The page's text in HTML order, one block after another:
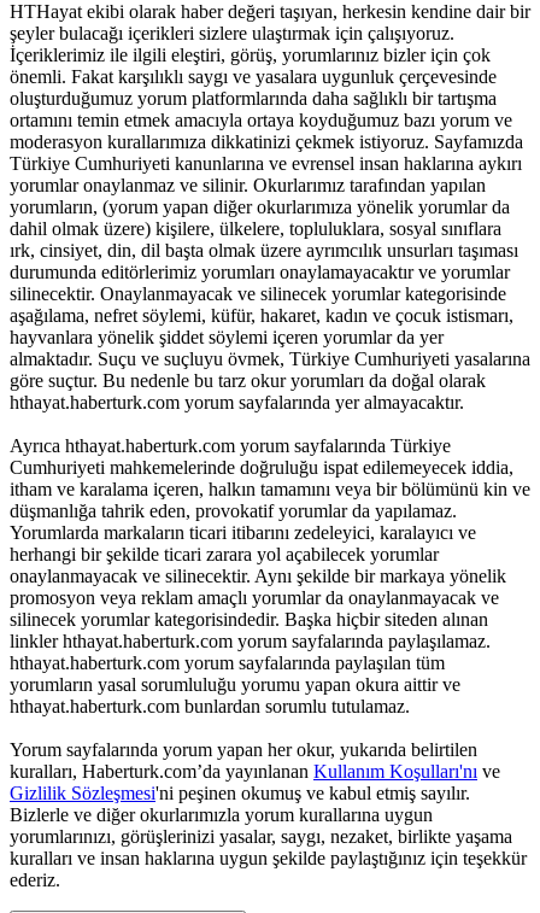
HTHayat ekibi olarak haber değeri taşıyan, herkesin kendine dair bir
şeyler bulacağı içerikleri sizlere ulaştırmak için çalışıyoruz.
İçeriklerimiz ile ilgili eleştiri, görüş, yorumlarınız bizler için çok
önemli. Fakat karşılıklı saygı ve yasalara uygunluk çerçevesinde
oluşturduğumuz yorum platformlarında daha sağlıklı bir tartışma
ortamını temin etmek amacıyla ortaya koyduğumuz bazı yorum ve
moderasyon kurallarımıza dikkatinizi çekmek istiyoruz. Sayfamızda
Türkiye Cumhuriyeti kanunlarına ve evrensel insan haklarına aykırı
yorumlar onaylanmaz ve silinir. Okurlarımız tarafından yapılan
yorumların, (yorum yapan diğer okurlarımıza yönelik yorumlar da
dahil olmak üzere) kişilere, ülkelere, topluluklara, sosyal sınıflara
ırk, cinsiyet, din, dil başta olmak üzere ayrımcılık unsurları taşıması
durumunda editörlerimiz yorumları onaylamayacaktır ve yorumlar
silinecektir. Onaylanmayacak ve silinecek yorumlar kategorisinde
aşağılama, nefret söylemi, küfür, hakaret, kadın ve çocuk istismarı,
hayvanlara yönelik şiddet söylemi içeren yorumlar da yer
almaktadır. Suçu ve suçluyu övmek, Türkiye Cumhuriyeti yasalarına
göre suçtur. Bu nedenle bu tarz okur yorumları da doğal olarak
hthayat.haberturk.com yorum sayfalarında yer almayacaktır.
Ayrıca hthayat.haberturk.com yorum sayfalarında Türkiye
Cumhuriyeti mahkemelerinde doğruluğu ispat edilemeyecek iddia,
itham ve karalama içeren, halkın tamamını veya bir bölümünü kin ve
düşmanlığa tahrik eden, provokatif yorumlar da yapılamaz.
Yorumlarda markaların ticari itibarını zedeleyici, karalayıcı ve
herhangi bir şekilde ticari zarara yol açabilecek yorumlar
onaylanmayacak ve silinecektir. Aynı şekilde bir markaya yönelik
promosyon veya reklam amaçlı yorumlar da onaylanmayacak ve
silinecek yorumlar kategorisindedir. Başka hiçbir siteden alınan
linkler hthayat.haberturk.com yorum sayfalarında paylaşılamaz.
hthayat.haberturk.com yorum sayfalarında paylaşılan tüm
yorumların yasal sorumluluğu yorumu yapan okura aittir ve
hthayat.haberturk.com bunlardan sorumlu tutulamaz.
Yorum sayfalarında yorum yapan her okur, yukarıda belirtilen
kuralları, Haberturk.com’da yayınlanan Kullanım Koşulları'nı ve
Gizlilik Sözleşmesi'ni peşinen okumuş ve kabul etmiş sayılır.
Bizlerle ve diğer okurlarımızla yorum kurallarına uygun
yorumlarınızı, görüşlerinizi yasalar, saygı, nezaket, birlikte yaşama
kuralları ve insan haklarına uygun şekilde paylaştığınız için teşekkür
ederiz.